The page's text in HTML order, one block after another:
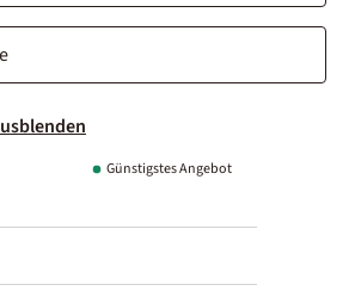
Günstigstes Angebot